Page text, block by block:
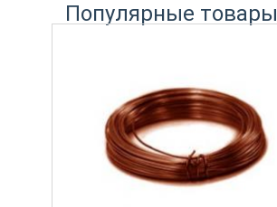
Популярные товары